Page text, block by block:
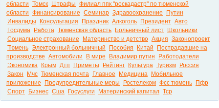
области Томск Штрафы Филиал ппк "роскадастр" по тюменской
области Финансирование Семинар Здравоохранение
Путин
Инвалиды
Консультация Праздник Алкоголь Президент Авто
Госдума
Работа Тюменская область Больничный лист
Школьники
Социальное страхование
Материнство и детство Акция Законопроект
Тюмень Электронный больничный Пособия Китай
Пострадавшие на
производстве Автомобили В мире Владимир путин
Работодатели
Экономика
Крым Дтп Приметы Рейтинг Культура Туризм
Россия
Закон
Мчс Тюменская почта Главное Медицина
Мобильное
приложение
Предупредительные меры Ростелеком Фсс тюмень
Пфр
Спорт
Бизнес Сша Госуслуги Материнский капитал Тср